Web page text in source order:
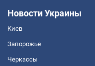
Новости Украины
Киев
Запорожье
Черкассы